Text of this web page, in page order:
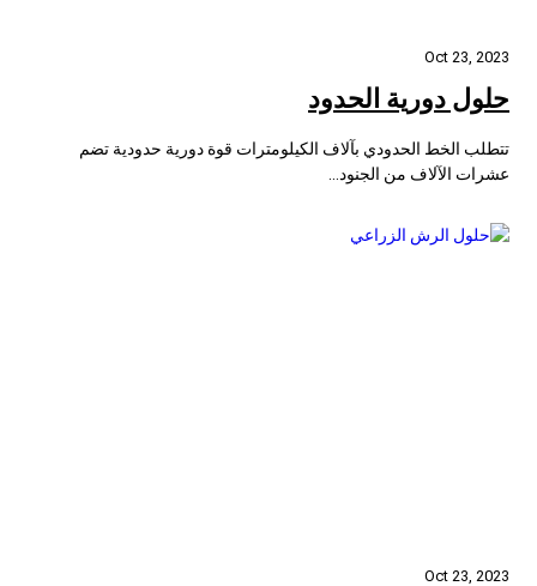
Oct 23, 2023
حلول دورية الحدود
تتطلب الخط الحدودي بآلاف الكيلومترات قوة دورية حدودية تضم
عشرات الآلاف من الجنود...
Oct 23, 2023